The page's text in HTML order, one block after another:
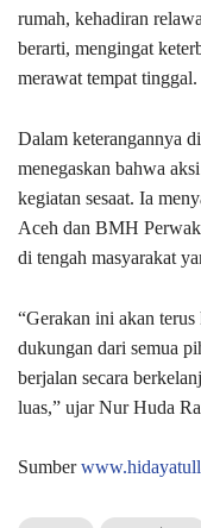
rumah, kehadiran
berarti, mengingat
merawat tempat tinggal.
Dalam keterangannya
menegaskan bahwa
kegiatan sesaat. Ia
Aceh dan BMH
di tengah masyarakat
“Gerakan ini akan
dukungan dari semua
berjalan secara
luas,” ujar Nur Huda
Sumber